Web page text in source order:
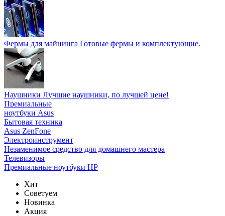
Фермы для майнинга Готовые фермы и комплектующие.
Наушники Лучшие наушники, по лучшей цене!
Премиальные
ноутбуки Asus
Бытовая техника
Asus ZenFone
Электроинструмент
Незаменимое средство для домашнего мастера
Телевизоры
Премиальные ноутбуки HP
Хит
Советуем
Новинка
Акция